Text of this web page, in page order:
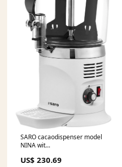
SARO cacaodispenser model
NINA wit
generator
US$ 230.69